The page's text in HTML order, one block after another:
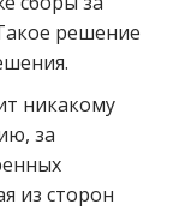
решение
никакому
за
из сторон